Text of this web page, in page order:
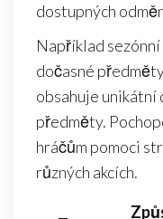
dostupných
Například sezónní
dočasné
obsahuje unikátní
předměty.
hráčům pomoci
různých akcích.